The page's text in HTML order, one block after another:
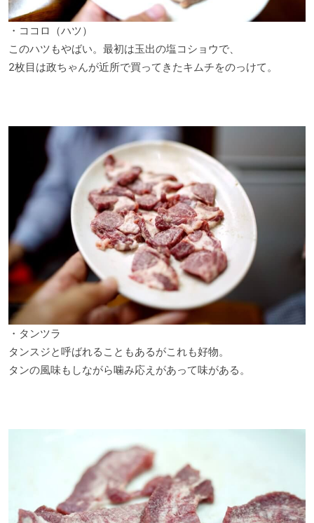
・ココロ（ハツ）
このハツもやばい。最初は玉出の塩コショウで、
2枚目は政ちゃんが近所で買ってきたキムチをのっけて。
・タンツラ
タンスジと呼ばれることもあるがこれも好物。
タンの風味もしながら噛み応えがあって味がある。